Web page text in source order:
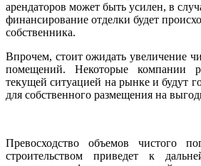
арендаторов может быть усилен, в
финансирование отделки будет
собственника.
Впрочем, стоит ожидать увеличение
помещений. Некоторые компании
текущей ситуацией на рынке и будут
для собственного размещения на
Превосходство объемов чистого
строительством приведет к